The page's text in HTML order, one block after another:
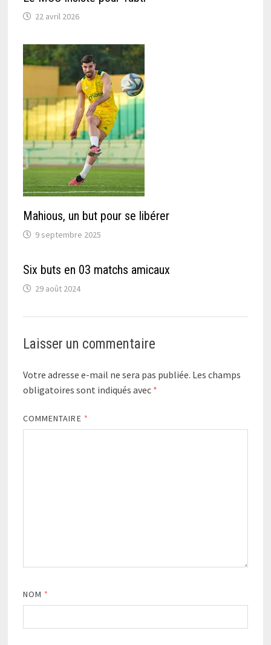
22 avril 2026
Mahious, un but pour se libérer
9 septembre 2025
Six buts en 03 matchs amicaux
29 août 2024
Laisser un commentaire
Votre adresse e-mail ne sera pas publiée. Les champs
obligatoires sont indiqués avec *
COMMENTAIRE *
NOM *